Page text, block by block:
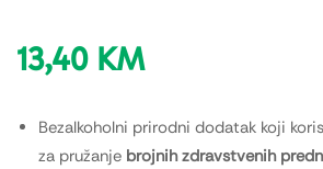
13,40 KM
Bezalkoholni prirodni dodatak koji
za pružanje brojnih zdravstvenih